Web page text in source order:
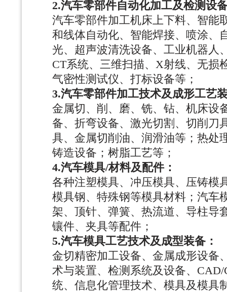
2.汽车零部件自动化加工及检测设
汽车零部件加工机床上下料、智能
和线体自动化、智能焊接、喷涂、
光、超声波清洗设备、工业机器人
CT系统、三维扫描、X射线、无损
气密性测试仪、打标设备等；
3.汽车零部件加工技术及成形工艺
金属切、削、磨、铣、钻、机床设
备、折弯设备、激光切割、切削刀
具、金属切削油、润滑油等；热处
铸造设备；树脂工艺等；
4.汽车模具/材料及配件：
各种注塑模具、冲压模具、压铸模
模具钢、特殊钢等模具材料；汽车
架、顶针、弹簧、热流道、导柱导
镶件、夹具等配件；
5.汽车模具工艺技术及成型装备：
金切精密加工设备、金属成形设备
术与装置、检测系统及设备、 CAD/
统、信息化管理技术、模具及模具